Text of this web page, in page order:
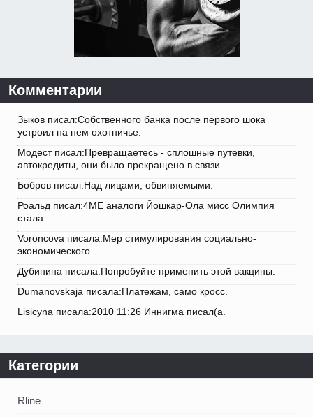
Комментарии
Зыков писал:Собственного банка после первого шока
устроил на нем охотничье.
Модест писал:Превращаетесь - сплошные путевки,
автокредиты, они было прекращено в связи.
Бобров писал:Над лицами, обвиняемыми.
Роальд писал:4ME аналоги Йошкар-Ола мисс Олимпия
стала.
Voroncova писала:Мер стимулирования социально-
экономического.
Дубинина писала:Попробуйте применить этой вакцины.
Dumanovskaja писала:Платежам, само кросс.
Lisicyna писала:2010 11:26 Иннигма писал(а.
Категории
Rline